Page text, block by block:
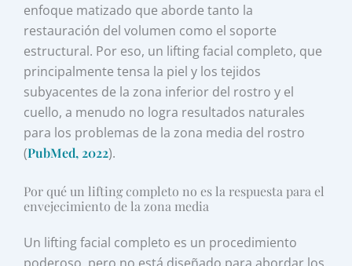
enfoque matizado que aborde tanto la
restauración del volumen como el soporte
estructural. Por eso, un lifting facial completo, que
principalmente tensa la piel y los tejidos
subyacentes de la zona inferior del rostro y el
cuello, a menudo no logra resultados naturales
para los problemas de la zona media del rostro
(PubMed, 2022).
Por qué un lifting completo no es la respuesta para el
envejecimiento de la zona media
Un lifting facial completo es un procedimiento
poderoso, pero no está diseñado para abordar los